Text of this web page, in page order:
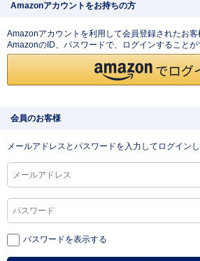
Amazonアカウントをお持ちの方
Amazonアカウントを利用して会員登録されたお客
AmazonのID、パスワードで、ログインすることが
会員のお客様
メールアドレスとパスワードを入力してログインし
パスワードを表示する